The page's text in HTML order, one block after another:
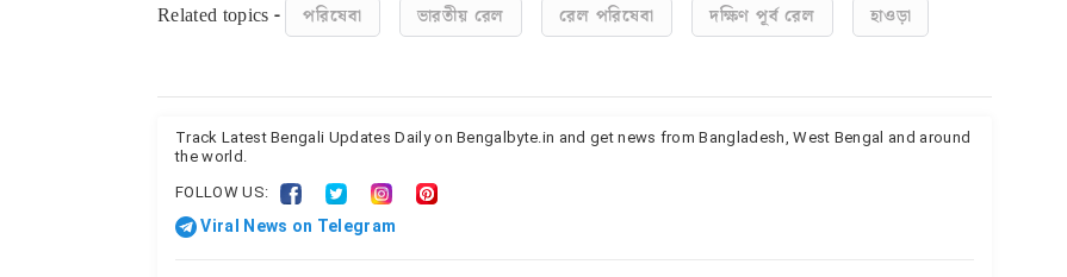
Related topics - পরিষেবা ভারতীয় রেল রেল পরিষেবা দক্ষিণ পূর্ব রেল হাওড়া
Track Latest Bengali Updates Daily on Bengalbyte.in and get news from Bangladesh, West Bengal and around
the world.
FOLLOW US:
Viral News on Telegram